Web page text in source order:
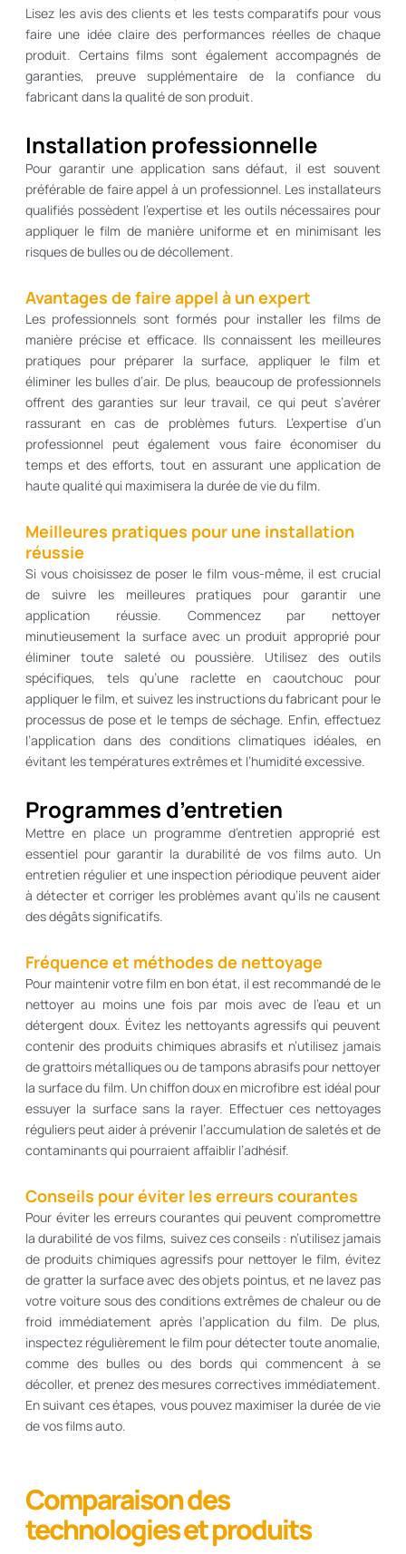
Lisez les avis des clients et les tests comparatifs pour vous
faire une idée claire des performances réelles de chaque
produit. Certains films sont également accompagnés de
garanties, preuve supplémentaire de la confiance du
fabricant dans la qualité de son produit.
Installation professionnelle
Pour garantir une application sans défaut, il est souvent
préférable de faire appel à un professionnel. Les installateurs
qualifiés possèdent l’expertise et les outils nécessaires pour
appliquer le film de manière uniforme et en minimisant les
risques de bulles ou de décollement.
Avantages de faire appel à un expert
Les professionnels sont formés pour installer les films de
manière précise et efficace. Ils connaissent les meilleures
pratiques pour préparer la surface, appliquer le film et
éliminer les bulles d’air. De plus, beaucoup de professionnels
offrent des garanties sur leur travail, ce qui peut s’avérer
rassurant en cas de problèmes futurs. L’expertise d’un
professionnel peut également vous faire économiser du
temps et des efforts, tout en assurant une application de
haute qualité qui maximisera la durée de vie du film.
Meilleures pratiques pour une installation
réussie
Si vous choisissez de poser le film vous-même, il est crucial
de suivre les meilleures pratiques pour garantir une
application réussie. Commencez par nettoyer
minutieusement la surface avec un produit approprié pour
éliminer toute saleté ou poussière. Utilisez des outils
spécifiques, tels qu’une raclette en caoutchouc pour
appliquer le film, et suivez les instructions du fabricant pour le
processus de pose et le temps de séchage. Enfin, effectuez
l’application dans des conditions climatiques idéales, en
évitant les températures extrêmes et l’humidité excessive.
Programmes d’entretien
Mettre en place un programme d’entretien approprié est
essentiel pour garantir la durabilité de vos films auto. Un
entretien régulier et une inspection périodique peuvent aider
à détecter et corriger les problèmes avant qu’ils ne causent
des dégâts significatifs.
Fréquence et méthodes de nettoyage
Pour maintenir votre film en bon état, il est recommandé de le
nettoyer au moins une fois par mois avec de l’eau et un
détergent doux. Évitez les nettoyants agressifs qui peuvent
contenir des produits chimiques abrasifs et n’utilisez jamais
de grattoirs métalliques ou de tampons abrasifs pour nettoyer
la surface du film. Un chiffon doux en microfibre est idéal pour
essuyer la surface sans la rayer. Effectuer ces nettoyages
réguliers peut aider à prévenir l’accumulation de saletés et de
contaminants qui pourraient affaiblir l’adhésif.
Conseils pour éviter les erreurs courantes
Pour éviter les erreurs courantes qui peuvent compromettre
la durabilité de vos films, suivez ces conseils : n’utilisez jamais
de produits chimiques agressifs pour nettoyer le film, évitez
de gratter la surface avec des objets pointus, et ne lavez pas
votre voiture sous des conditions extrêmes de chaleur ou de
froid immédiatement après l’application du film. De plus,
inspectez régulièrement le film pour détecter toute anomalie,
comme des bulles ou des bords qui commencent à se
décoller, et prenez des mesures correctives immédiatement.
En suivant ces étapes, vous pouvez maximiser la durée de vie
de vos films auto.
Comparaison des
technologies et produits